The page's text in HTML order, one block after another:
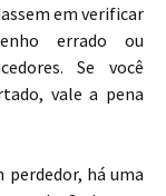
em verificar
errado ou
Se você
vale a pena
perdedor, há uma